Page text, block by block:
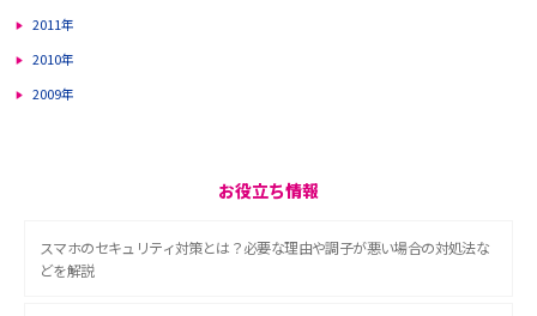
2011年
2010年
2009年
お役立ち情報
スマホのセキュリティ対策とは？必要な理由や調子が悪い場合の対処法な
どを解説